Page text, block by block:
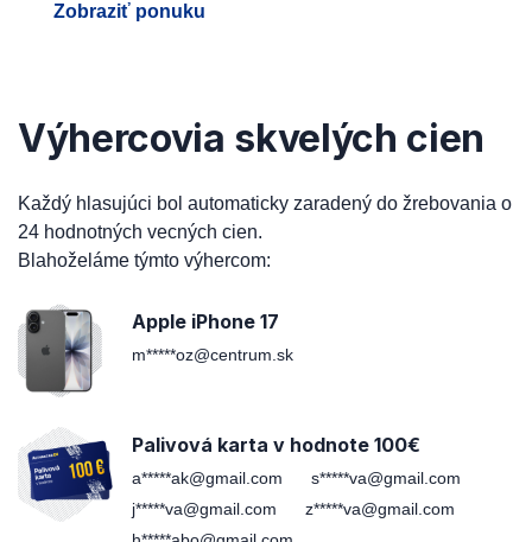
Zobraziť ponuku
Výhercovia skvelých cien
Každý hlasujúci bol automaticky zaradený do žrebovania o
24 hodnotných vecných cien.
Blahoželáme týmto výhercom:
Apple iPhone 17
m*****oz@centrum.sk
Palivová karta v hodnote 100€
a*****ak@gmail.com
s*****va@gmail.com
j*****va@gmail.com
z*****va@gmail.com